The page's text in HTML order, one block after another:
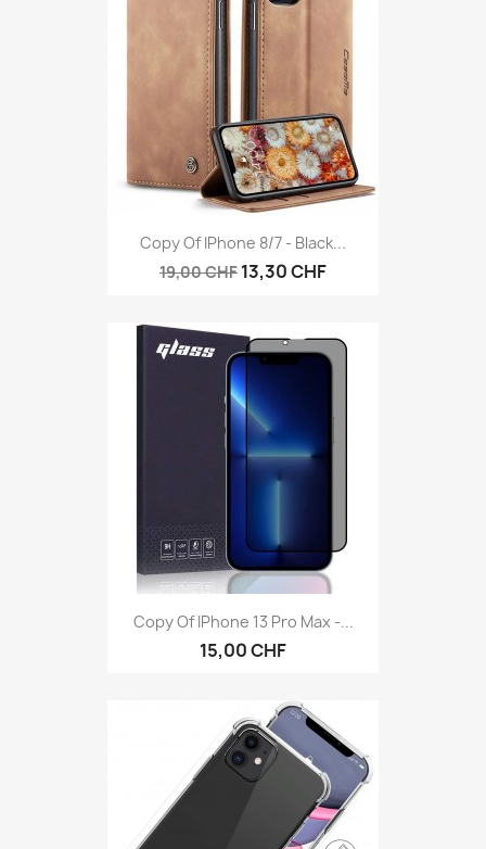
Copy Of IPhone 8/7 - Black...
19,00 CHF 13,30 CHF
Copy Of IPhone 13 Pro Max -...
15,00 CHF